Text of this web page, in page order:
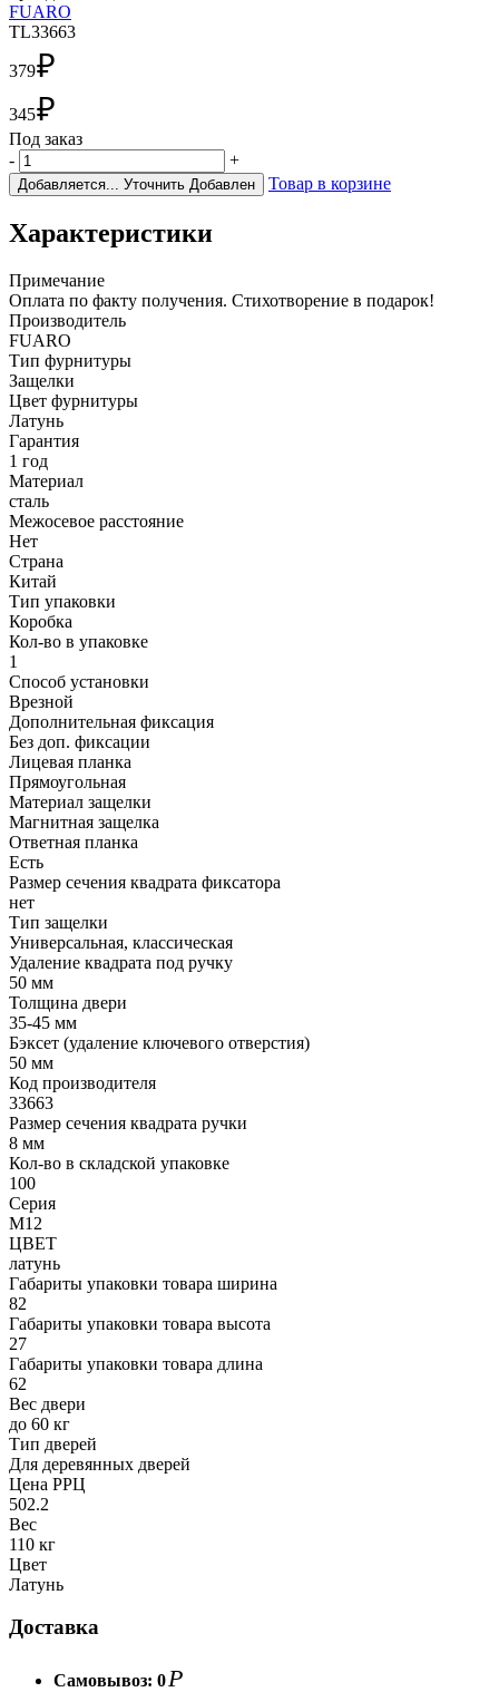
FUARO
TL33663
379₽
345₽
Под заказ
-
+
Добавляется... Уточнить Добавлен Товар в корзине
Характеристики
Примечание
Оплата по факту получения. Стихотворение в подарок!
Производитель
FUARO
Тип фурнитуры
Защелки
Цвет фурнитуры
Латунь
Гарантия
1 год
Материал
сталь
Межосевое расстояние
Нет
Страна
Китай
Тип упаковки
Коробка
Кол-во в упаковке
1
Способ установки
Врезной
Дополнительная фиксация
Без доп. фиксации
Лицевая планка
Прямоугольная
Материал защелки
Магнитная защелка
Ответная планка
Есть
Размер сечения квадрата фиксатора
нет
Тип защелки
Универсальная, классическая
Удаление квадрата под ручку
50 мм
Толщина двери
35-45 мм
Бэксет (удаление ключевого отверстия)
50 мм
Код производителя
33663
Размер сечения квадрата ручки
8 мм
Кол-во в складской упаковке
100
Серия
M12
ЦВЕТ
латунь
Габариты упаковки товара ширина
82
Габариты упаковки товара высота
27
Габариты упаковки товара длина
62
Вес двери
до 60 кг
Тип дверей
Для деревянных дверей
Цена РРЦ
502.2
Вес
110 кг
Цвет
Латунь
Доставка
Самовывоз: 0Р